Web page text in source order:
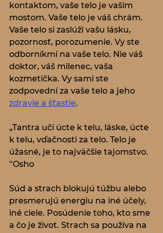
kontaktom, vaše telo je vašim
mostom. Vaše telo je váš chrám.
Vaše telo si zaslúži vašu lásku,
pozornosť, porozumenie. Vy ste
odborníkmi na vaše telo. Nie váš
doktor, váš milenec, vaša
kozmetička. Vy sami ste
zodpovední za vaše telo a jeho
zdravie a šťastie.
„Tantra učí úcte k telu, láske, úcte
k telu, vďačnosti za telo. Telo je
úžasné, je to najväčšie tajomstvo.
“Osho
Súd a strach blokujú túžbu alebo
presmerujú energiu na iné účely,
iné ciele. Posúdenie toho, kto sme
a čo je život. Strach sa používa na